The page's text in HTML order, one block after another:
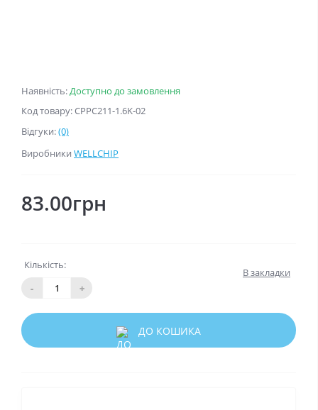
Наявність:Доступно до замовлення
Код товару: CPPC211-1.6K-02
Відгуки:(0)
Виробники WELLCHIP
83.00грн
Кількість:
-
+
В закладки
ДО КОШИКА